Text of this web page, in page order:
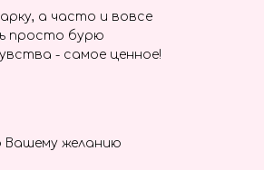
а часто и вовсе
просто бурю
- самое ценное!
Вашему желанию